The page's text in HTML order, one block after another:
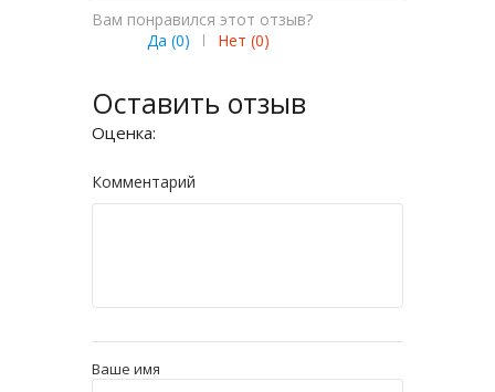
Вам понравился этот отзыв?
Да (0) | Нет (0)
Оставить отзыв
Оценка:
Комментарий
Ваше имя